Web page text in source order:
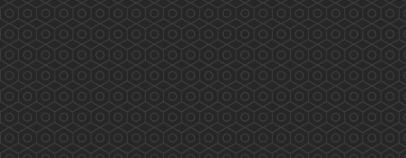
與社區藥劑師交流(2019.09.10)
2019/09/10 有幸與荃灣區工作的社區藥劑師交流
及分享...
More
深水埗/黃大仙地區康健中心諮詢會(2019.09.12)
2019/09/12 深水埗/黃大仙地區康健中心諮詢會
藥劑師的工作範圍： 藥物管理、疾病檢測、健康
教育及宣傳等...
More